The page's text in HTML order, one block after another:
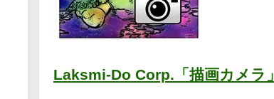
Laksmi-Do Corp.「描画カメラ」